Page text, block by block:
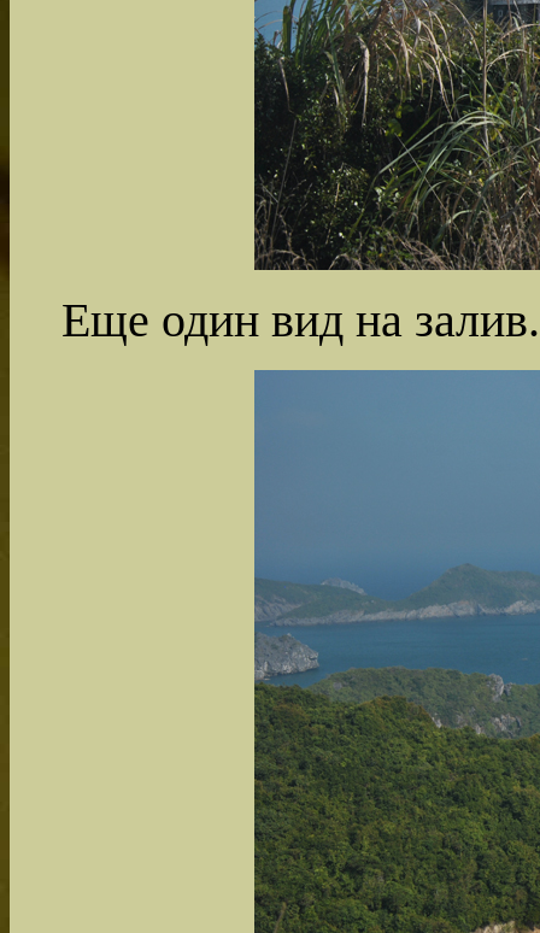
Еще один вид на залив.